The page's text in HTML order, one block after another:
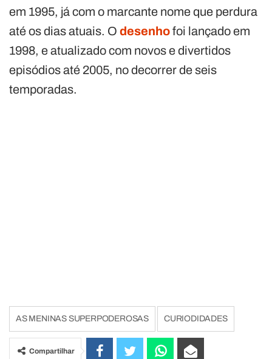
em 1995, já com o marcante nome que perdura
até os dias atuais. O desenhofoi lançado em
1998, e atualizado com novos e divertidos
episódios até 2005, no decorrer de seis
temporadas.
AS MENINAS SUPERPODEROSAS CURIODIDADES
Compartilhar